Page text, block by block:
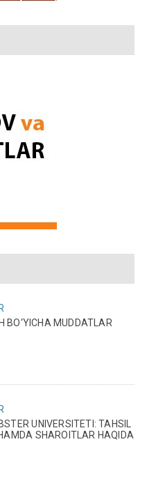
BO‘YICHA MUDDATLAR
UNIVERSITETI: TAHSIL
SHAROITLAR HAQIDA